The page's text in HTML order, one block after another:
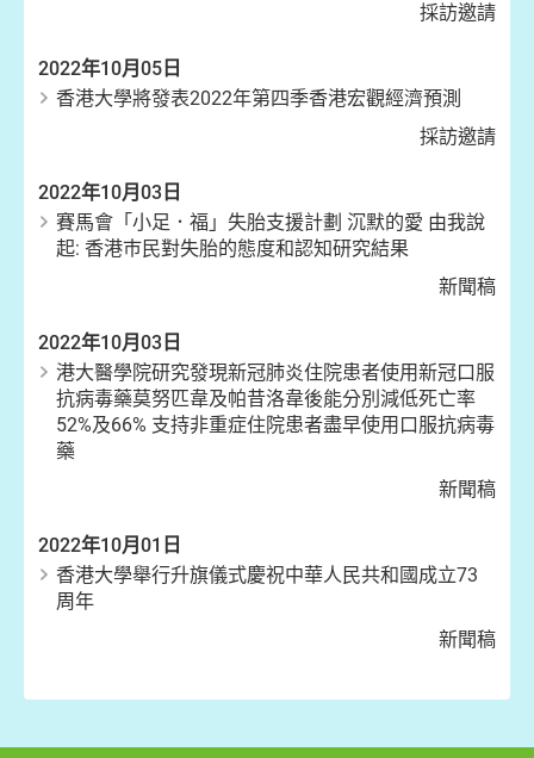
採訪邀請
2022年10月05日
香港大學將發表2022年第四季香港宏觀經濟預測
採訪邀請
2022年10月03日
賽馬會「小足．福」失胎支援計劃 沉默的愛 由我說
起: 香港巿民對失胎的態度和認知研究結果
新聞稿
2022年10月03日
港⼤醫學院研究發現新冠肺炎住院患者使用新冠口服
抗病毒藥莫努匹韋及帕昔洛韋後能分別減低死亡率
52%及66% 支持非重症住院患者盡早使用口服抗病毒
藥
新聞稿
2022年10月01日
香港大學舉行升旗儀式慶祝中華人民共和國成立73
周年
新聞稿